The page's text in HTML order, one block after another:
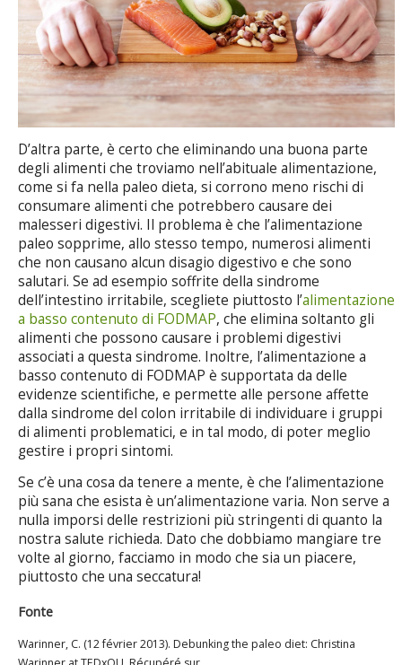
D’altra parte, è certo che eliminando una buona parte
degli alimenti che troviamo nell’abituale alimentazione,
come si fa nella paleo dieta, si corrono meno rischi di
consumare alimenti che potrebbero causare dei
malesseri digestivi. Il problema è che l’alimentazione
paleo sopprime, allo stesso tempo, numerosi alimenti
che non causano alcun disagio digestivo e che sono
salutari. Se ad esempio soffrite della sindrome
dell’intestino irritabile, scegliete piuttosto l’alimentazione
a basso contenuto di FODMAP, che elimina soltanto gli
alimenti che possono causare i problemi digestivi
associati a questa sindrome. Inoltre, l’alimentazione a
basso contenuto di FODMAP è supportata da delle
evidenze scientifiche, e permette alle persone affette
dalla sindrome del colon irritabile di individuare i gruppi
di alimenti problematici, e in tal modo, di poter meglio
gestire i propri sintomi.
Se c’è una cosa da tenere a mente, è che l’alimentazione
più sana che esista è un’alimentazione varia. Non serve a
nulla imporsi delle restrizioni più stringenti di quanto la
nostra salute richieda. Dato che dobbiamo mangiare tre
volte al giorno, facciamo in modo che sia un piacere,
piuttosto che una seccatura!
Fonte
Warinner, C. (12 février 2013). Debunking the paleo diet: Christina